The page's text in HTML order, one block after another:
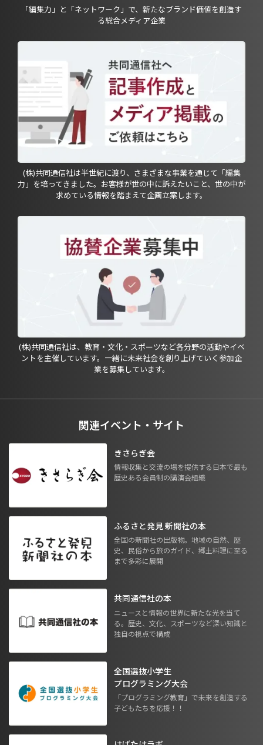
「編集力」と「ネットワーク」で、新たなブランド価値を創造す
る総合メディア企業
(株)共同通信社は半世紀に渡り、さまざまな事業を通じて「編集
力」を培ってきました。お客様が世の中に訴えたいこと、世の中が
求めている情報を踏まえて企画立案します。
(株)共同通信社は、教育・文化・スポーツなど各分野の活動やイベ
ントを主催しています。一緒に未来社会を創り上げていく参加企
業を募集しています。
関連イベント・サイト
きさらぎ会
情報収集と交流の場を提供する日本で最も
歴史ある会員制の講演会組織
ふるさと発見 新聞社の本
全国の新聞社の出版物。地域の自然、歴
史、民俗から旅のガイド、郷土料理に至る
まで多彩に展開
共同通信社の本
ニュースと情報の世界に新たな光を当て
る。歴史、文化、スポーツなど深い知識と
独自の視点で構成
全国選抜小学生
プログラミング大会
「プログラミング教育」で未来を創造する
子どもたちを応援！！